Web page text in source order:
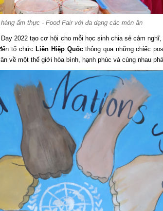
ẩm thực - Food Fair với đa dạng các món ăn
2022 tạo cơ hội cho mỗi học sinh chia sẻ cảm
tổ chức Liên Hiệp Quốcthông qua những chiếc
về một thế giới hòa bình, hạnh phúc và cùng nhau